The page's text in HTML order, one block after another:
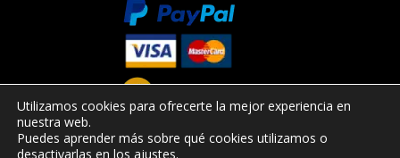
Utilizamos cookies para ofrecerte la mejor experiencia en
nuestra web.
Puedes aprender más sobre qué cookies utilizamos o
desactivarlas en los ajustes.